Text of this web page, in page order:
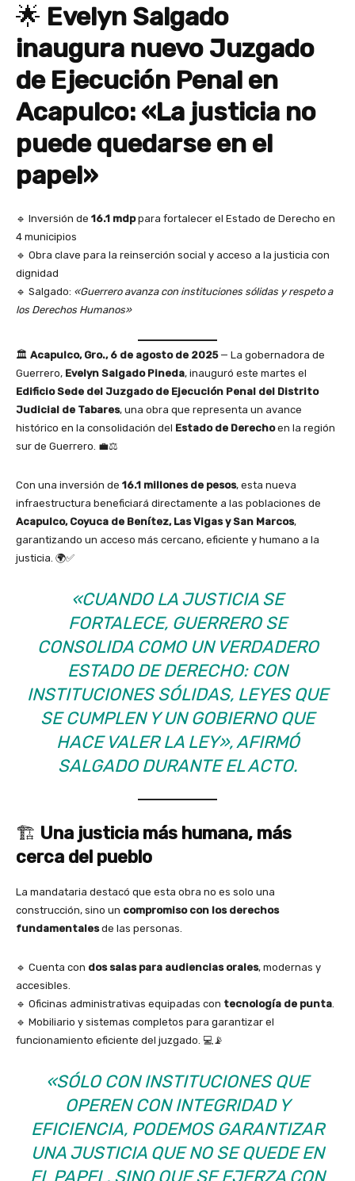
🌟 Evelyn Salgado
inaugura nuevo Juzgado
de Ejecución Penal en
Acapulco: «La justicia no
puede quedarse en el
papel»
🔹 Inversión de 16.1 mdppara fortalecer el Estado de Derecho en
4 municipios
🔹 Obra clave para la reinserción social y acceso a la justicia con
dignidad
🔹 Salgado: «Guerrero avanza con instituciones sólidas y respeto a
los Derechos Humanos»
🏛️ Acapulco, Gro., 6 de agosto de 2025— La gobernadora de
Guerrero, Evelyn Salgado Pineda, inauguró este martes el
Edificio Sede del Juzgado de Ejecución Penal del Distrito
Judicial de Tabares, una obra que representa un avance
histórico en la consolidación del Estado de Derechoen la región
sur de Guerrero. 💼⚖️
Con una inversión de 16.1 millones de pesos, esta nueva
infraestructura beneficiará directamente a las poblaciones de
Acapulco, Coyuca de Benítez, Las Vigas y San Marcos,
garantizando un acceso más cercano, eficiente y humano a la
justicia. 🌍✅
«CUANDO LA JUSTICIA SE
FORTALECE, GUERRERO SE
CONSOLIDA COMO UN VERDADERO
ESTADO DE DERECHO: CON
INSTITUCIONES SÓLIDAS, LEYES QUE
SE CUMPLEN Y UN GOBIERNO QUE
HACE VALER LA LEY», AFIRMÓ
SALGADO DURANTE EL ACTO.
🏗️ Una justicia más humana, más
cerca del pueblo
La mandataria destacó que esta obra no es solo una
construcción, sino un compromiso con los derechos
fundamentalesde las personas.
🔹 Cuenta con dos salas para audiencias orales, modernas y
accesibles.
🔹 Oficinas administrativas equipadas con tecnología de punta.
🔹 Mobiliario y sistemas completos para garantizar el
funcionamiento eficiente del juzgado. 💻📡
«SÓLO CON INSTITUCIONES QUE
OPEREN CON INTEGRIDAD Y
EFICIENCIA, PODEMOS GARANTIZAR
UNA JUSTICIA QUE NO SE QUEDE EN